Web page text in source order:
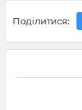
Поділитися: